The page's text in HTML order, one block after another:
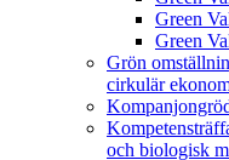
Green
Green
Grön
cirkulär
och biologisk